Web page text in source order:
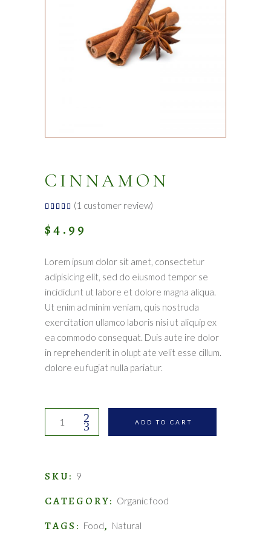
CINNAMON
Rated
of 5
based
1
rating
(1 customer review)
$4.99
Lorem ipsum dolor sit amet, consectetur
adipisicing elit, sed do eiusmod tempor se
incididunt ut labore et dolore magna aliqua.
Ut enim ad minim veniam, quis nostruda
exercitation ullamco laboris nisi ut aliquip ex
ea commodo consequat. Duis aute ire dolor
in reprehenderit in olupt ate velit esse cillum.
dolore eu fugiat nulla pariatur.
Cinnamon
ADD TO CART
SKU: 9
CATEGORY: Organic food
TAGS: Food, Natural